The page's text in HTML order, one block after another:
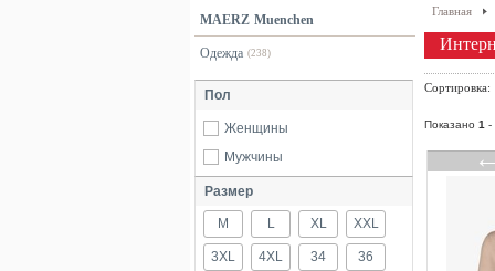
MAERZ Muenchen
Одежда (238)
Пол
Женщины
Мужчины
Размер
M L XL XXL
3XL 4XL 34 36
Главная
Показано 1 -